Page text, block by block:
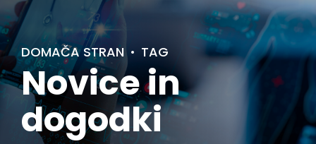
DOMAČA STRAN TAG
Novice in
dogodki